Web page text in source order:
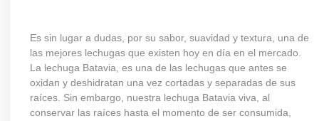
Es sin lugar a dudas, por su sabor, suavidad y textura, una de
las mejores lechugas que existen hoy en día en el mercado.
La lechuga Batavia, es una de las lechugas que antes se
oxidan y deshidratan una vez cortadas y separadas de sus
raíces. Sin embargo, nuestra lechuga Batavia viva, al
conservar las raíces hasta el momento de ser consumida,